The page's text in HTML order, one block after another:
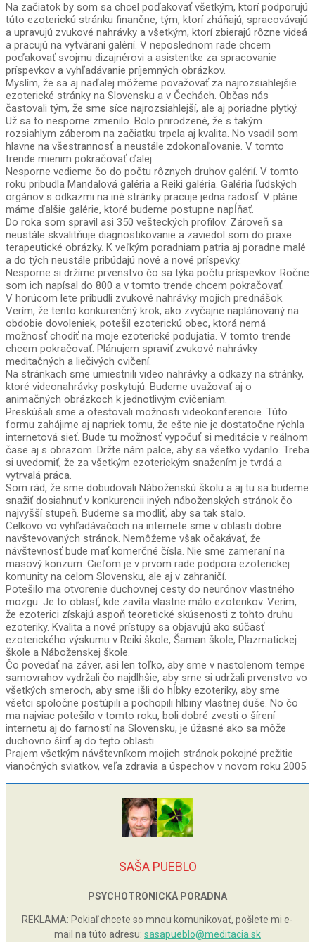
Na začiatok by som sa chcel poďakovať všetkým, ktorí podporujú
túto ezoterickú stránku finančne, tým, ktorí zháňajú, spracovávajú
a upravujú zvukové nahrávky a všetkým, ktorí zbierajú rôzne videá
a pracujú na vytváraní galérií. V neposlednom rade chcem
poďakovať svojmu dizajnérovi a asistentke za spracovanie
príspevkov a vyhľadávanie príjemných obrázkov.
Myslím, že sa aj naďalej môžeme považovať za najrozsiahlejšie
ezoterické stránky na Slovensku a v Čechách. Občas nás
častovali tým, že sme síce najrozsiahlejší, ale aj poriadne plytký.
Už sa to nesporne zmenilo. Bolo prirodzené, že s takým
rozsiahlym záberom na začiatku trpela aj kvalita. No vsadil som
hlavne na všestrannosť a neustále zdokonaľovanie. V tomto
trende mienim pokračovať ďalej.
Nesporne vedieme čo do počtu rôznych druhov galérií. V tomto
roku pribudla Mandalová galéria a Reiki galéria. Galéria ľudských
orgánov s odkazmi na iné stránky pracuje jedna radosť. V pláne
máme ďalšie galérie, ktoré budeme postupne napĺňať.
Do roka som spravil asi 350 vešteckých profilov. Zároveň sa
neustále skvalitňuje diagnostikovanie a zaviedol som do praxe
terapeutické obrázky. K veľkým poradniam patria aj poradne malé
a do tých neustále pribúdajú nové a nové príspevky.
Nesporne si držíme prvenstvo čo sa týka počtu príspevkov. Ročne
som ich napísal do 800 a v tomto trende chcem pokračovať.
V horúcom lete pribudli zvukové nahrávky mojich prednášok.
Verím, že tento konkurenčný krok, ako zvyčajne naplánovaný na
obdobie dovoleniek, potešil ezoterickú obec, ktorá nemá
možnosť chodiť na moje ezoterické podujatia. V tomto trende
chcem pokračovať. Plánujem spraviť zvukové nahrávky
meditačných a liečivých cvičení.
Na stránkach sme umiestnili video nahrávky a odkazy na stránky,
ktoré videonahrávky poskytujú. Budeme uvažovať aj o
animačných obrázkoch k jednotlivým cvičeniam.
Preskúšali sme a otestovali možnosti videokonferencie. Túto
formu zahájime aj napriek tomu, že ešte nie je dostatočne rýchla
internetová sieť. Bude tu možnosť vypočuť si meditácie v reálnom
čase aj s obrazom. Držte nám palce, aby sa všetko vydarilo. Treba
si uvedomiť, že za všetkým ezoterickým snažením je tvrdá a
vytrvalá práca.
Som rád, že sme dobudovali Náboženskú školu a aj tu sa budeme
snažiť dosiahnuť v konkurencii iných náboženských stránok čo
najvyšší stupeň. Budeme sa modliť, aby sa tak stalo.
Celkovo vo vyhľadávačoch na internete sme v oblasti dobre
navštevovaných stránok. Nemôžeme však očakávať, že
návštevnosť bude mať komerčné čísla. Nie sme zameraní na
masový konzum. Cieľom je v prvom rade podpora ezoterickej
komunity na celom Slovensku, ale aj v zahraničí.
Potešilo ma otvorenie duchovnej cesty do neurónov vlastného
mozgu. Je to oblasť, kde zavíta vlastne málo ezoterikov. Verím,
že ezoterici získajú aspoň teoretické skúsenosti z tohto druhu
ezoteriky. Kvalita a nové prístupy sa objavujú ako súčasť
ezoterického výskumu v Reiki škole, Šaman škole, Plazmatickej
škole a Náboženskej škole.
Čo povedať na záver, asi len toľko, aby sme v nastolenom tempe
samovrahov vydržali čo najdlhšie, aby sme si udržali prvenstvo vo
všetkých smeroch, aby sme išli do hĺbky ezoteriky, aby sme
všetci spoločne postúpili a pochopili hlbiny vlastnej duše. No čo
ma najviac potešilo v tomto roku, boli dobré zvesti o šírení
internetu aj do farností na Slovensku, je úžasné ako sa môže
duchovno šíriť aj do tejto oblasti.
Prajem všetkým návštevníkom mojich stránok pokojné prežitie
vianočných sviatkov, veľa zdravia a úspechov v novom roku 2005.
SAŠA PUEBLO
PSYCHOTRONICKÁ PORADNA
REKLAMA: Pokiaľ chcete so mnou komunikovať, pošlete mi e-
mail na túto adresu: sasapueblo@meditacia.sk